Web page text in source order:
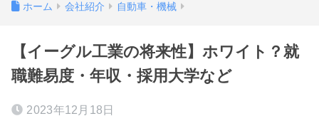
ホーム 会社紹介 自動車・機械
【イーグル工業の将来性】ホワイト？就
職難易度・年収・採用大学など
2023年12月18日